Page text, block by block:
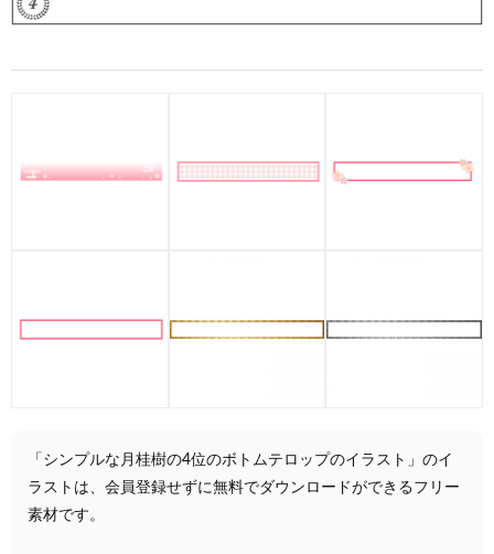
「シンプルな月桂樹の4位のボトムテロップのイラスト」のイ
ラストは、会員登録せずに無料でダウンロードができるフリー
素材です。